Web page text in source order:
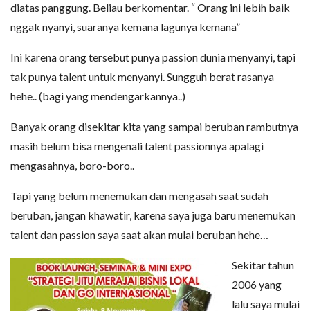
diatas panggung. Beliau berkomentar. “ Orang ini lebih baik
nggak nyanyi, suaranya kemana lagunya kemana”
Ini karena orang tersebut punya passion dunia menyanyi, tapi
tak punya talent untuk menyanyi. Sungguh berat rasanya
hehe.. (bagi yang mendengarkannya..)
Banyak orang disekitar kita yang sampai beruban rambutnya
masih belum bisa mengenali talent passionnya apalagi
mengasahnya, boro-boro..
Tapi yang belum menemukan dan mengasah saat sudah
beruban, jangan khawatir, karena saya juga baru menemukan
talent dan passion saya saat akan mulai beruban hehe…
Sekitar tahun
2006 yang
lalu saya mulai